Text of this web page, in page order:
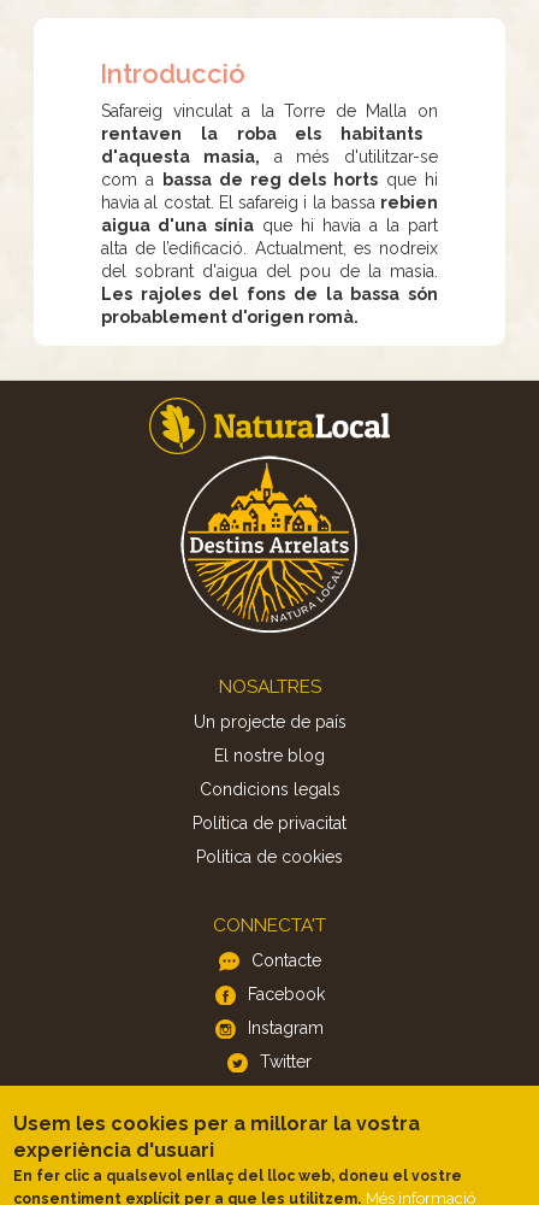
Introducció
Safareig vinculat a la Torre de Malla on
rentaven la roba els habitants
d'aquesta masia, a més d'utilitzar-se
com a
bassa de reg dels horts que hi
havia al costat. El safareig i la bassa rebien
aigua d'una sínia que hi havia a la part
alta de l’edificació. Actualment, es nodreix
del sobrant d'aigua del pou de la masia.
Les rajoles del fons de la bassa són
probablement d'origen romà.
NOSALTRES
Un projecte de país
El nostre blog
Condicions legals
Política de privacitat
Politica de cookies
CONNECTA'T
Contacte
Facebook
Instagram
Twitter
APP
iOS
Android
Usem les cookies per a millorar la vostra
experiència d'usuari
En fer clic a qualsevol enllaç del lloc web, doneu el vostre
consentiment explícit per a que les utilitzem. Més informació